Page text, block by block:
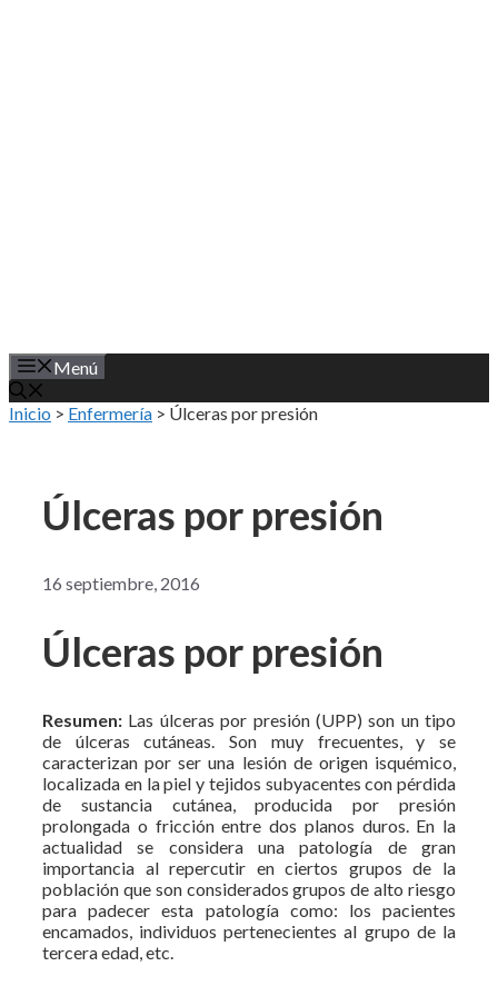
Menú
Inicio > Enfermería > Úlceras por presión
Úlceras por presión
16 septiembre, 2016
Úlceras por presión
Resumen: Las úlceras por presión (UPP) son un tipo
de úlceras cutáneas. Son muy frecuentes, y se
caracterizan por ser una lesión de origen isquémico,
localizada en la piel y tejidos subyacentes con pérdida
de sustancia cutánea, producida por presión
prolongada o fricción entre dos planos duros. En la
actualidad se considera una patología de gran
importancia al repercutir en ciertos grupos de la
población que son considerados grupos de alto riesgo
para padecer esta patología como: los pacientes
encamados, individuos pertenecientes al grupo de la
tercera edad, etc.